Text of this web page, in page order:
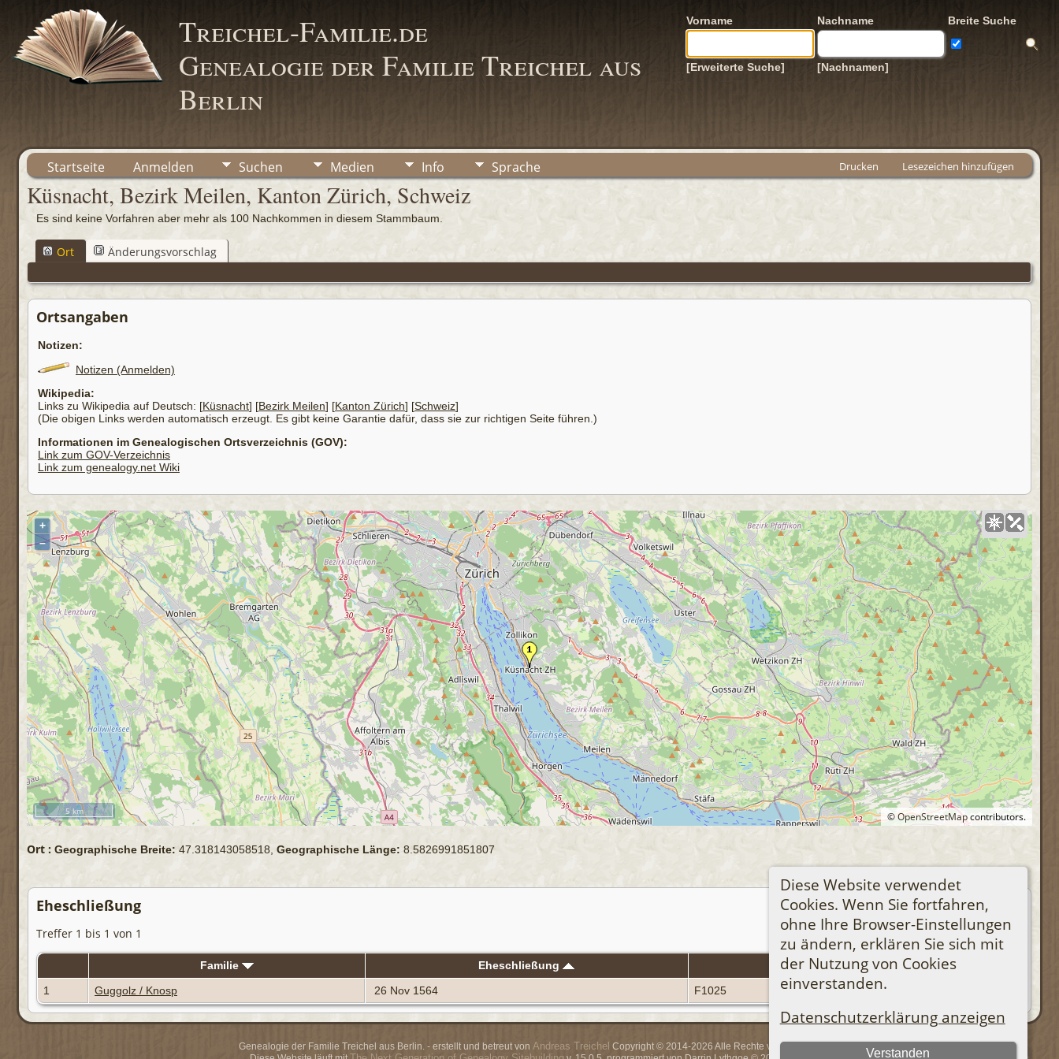
Treichel-Familie.de
Genealogie der Familie Treichel aus
Berlin
Vorname Nachname Breite Suche
[Erweiterte Suche] [Nachnamen]
Startseite Anmelden Suchen Medien Info Sprache Drucken Lesezeichen hinzufügen
Diese Website verwendet
Cookies. Wenn Sie fortfahren,
ohne Ihre Browser-Einstellungen
zu ändern, erklären Sie sich mit
der Nutzung von Cookies
einverstanden.
Datenschutzerklärung anzeigen
Verstanden
Küsnacht, Bezirk Meilen, Kanton Zürich, Schweiz
Es sind keine Vorfahren aber mehr als 100 Nachkommen in diesem Stammbaum.
Ort Änderungsvorschlag
Ortsangaben
Notizen:
Notizen (Anmelden)
Wikipedia:
Links zu Wikipedia auf Deutsch: [Küsnacht] [Bezirk Meilen] [Kanton Zürich] [Schweiz]
(Die obigen Links werden automatisch erzeugt. Es gibt keine Garantie dafür, dass sie zur richtigen Seite führen.)
Informationen im Genealogischen Ortsverzeichnis (GOV):
Link zum GOV-Verzeichnis
Link zum genealogy.net Wiki
+
–
©OpenStreetMapcontributors.
5 km
Ort : Geographische Breite: 47.318143058518, Geographische Länge: 8.5826991851807
Eheschließung
Treffer 1 bis 1 von 1
Familie Eheschließung
Familien-Kennung
1
Guggolz / Knosp 26 Nov 1564 F1025
Genealogie der Familie Treichel aus Berlin. - erstellt und betreut von Andreas Treichel Copyright © 2014-2026 Alle Rechte vorbehalten.